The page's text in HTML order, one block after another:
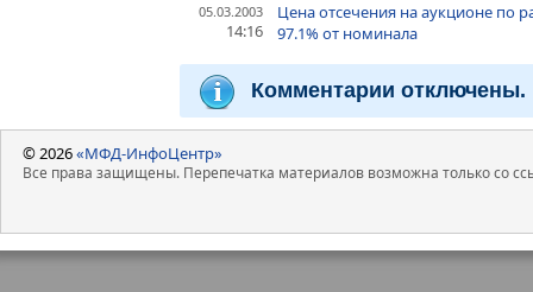
05.03.2003
14:16
Цена отсечения на аукционе по
97.1% от номинала
Комментарии отключены.
© 2026«МФД-ИнфоЦентр»
Все права защищены. Перепечатка материалов возможна только со